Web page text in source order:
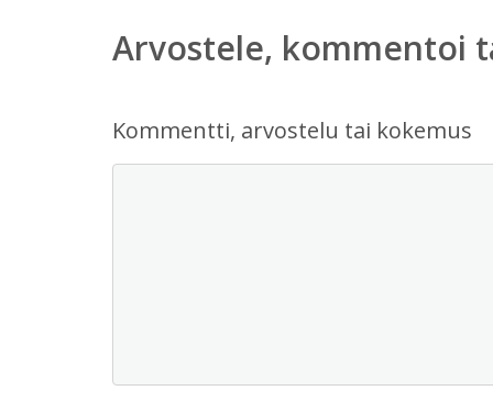
Arvostele, kommentoi
Kommentti, arvostelu tai kokemus